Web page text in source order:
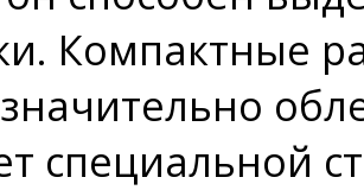
Компактные
специальной